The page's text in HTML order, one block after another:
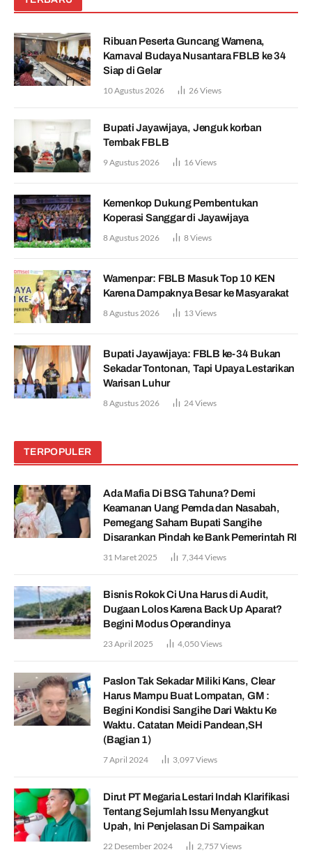
Ribuan Peserta Guncang Wamena,
Karnaval Budaya Nusantara FBLB ke 34
Siap di Gelar
10 Agustus 2026 26Views
Bupati Jayawijaya, Jenguk korban
Tembak FBLB
9 Agustus 2026 16Views
Kemenkop Dukung Pembentukan
Koperasi Sanggar di Jayawijaya
8 Agustus 2026 8Views
Wamenpar: FBLB Masuk Top 10 KEN
Karena Dampaknya Besar ke Masyarakat
8 Agustus 2026 13Views
Bupati Jayawijaya: FBLB ke-34 Bukan
Sekadar Tontonan, Tapi Upaya Lestarikan
Warisan Luhur
8 Agustus 2026 24Views
TERPOPULER
Ada Mafia Di BSG Tahuna? Demi
Keamanan Uang Pemda dan Nasabah,
Pemegang Saham Bupati Sangihe
Disarankan Pindah ke Bank Pemerintah RI
31 Maret 2025 7,344Views
Bisnis Rokok Ci Una Harus di Audit,
Dugaan Lolos Karena Back Up Aparat?
Begini Modus Operandinya
23 April 2025 4,050Views
Paslon Tak Sekadar Miliki Kans, Clear
Harus Mampu Buat Lompatan, GM :
Begini Kondisi Sangihe Dari Waktu Ke
Waktu. Catatan Meidi Pandean,SH
(Bagian 1)
7 April 2024 3,097Views
Dirut PT Megaria Lestari Indah Klarifikasi
Tentang Sejumlah Issu Menyangkut
Upah, Ini Penjelasan Di Sampaikan
22 Desember 2024 2,757Views